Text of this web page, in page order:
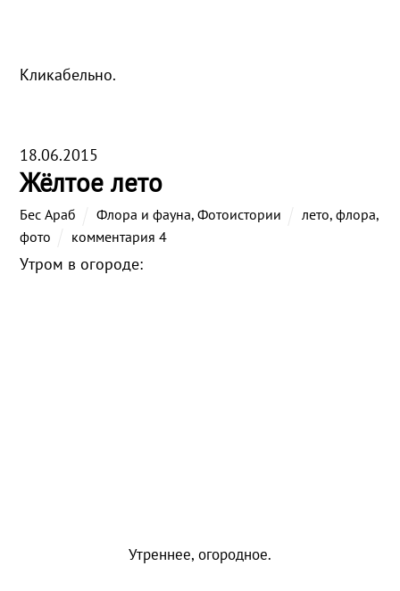
Кликабельно.
18.06.2015
Жёлтое лето
Бес Араб Флора и фауна,Фотоистории лето, флора,
фото
комментария 4
Утром в огороде:
Утреннее, огородное.